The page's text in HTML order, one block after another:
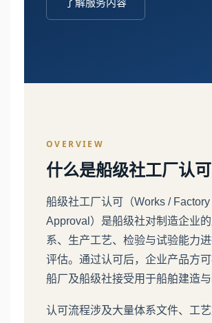
了解服务内容
OVERVIEW
什么是船级社工厂认可
船级社工厂认可（Works / Factory
Approval）是船级社对制造企业
系、生产工艺、检验与试验能力
评估。通过认可后，企业产品方可
船厂及船级社接受用于船舶建造与
认可流程涉及大量体系文件、工